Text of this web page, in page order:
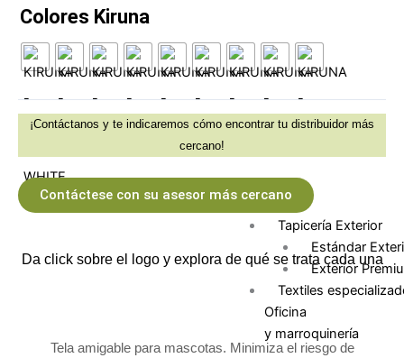
Jacquard
Tricot
Tejido de
Cama
Matelasse
Pisos y
Piso y Pared
Tapicería Exterior
Estándar
Exterior
Textiles
Oficina
y marroquinería
Colores Kiruna
¡Contáctanos y te indicaremos cómo encontrar tu distribuidor más
cercano!
Contáctese con su asesor más cercano
Da click sobre el logo y explora de qué se trata cada una
Tela amigable para mascotas. Minimiza el riesgo de